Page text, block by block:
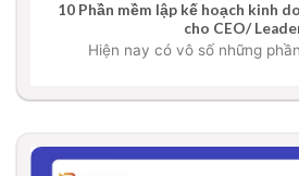
10 Phần mềm lập kế hoạch kinh
cho CEO/
Hiện nay có vô số những